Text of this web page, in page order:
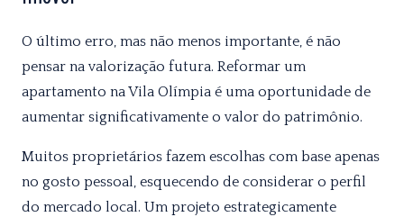
O último erro, mas não menos importante, é não
pensar na valorização futura. Reformar um
apartamento na Vila Olímpia é uma oportunidade de
aumentar significativamente o valor do patrimônio.
Muitos proprietários fazem escolhas com base apenas
no gosto pessoal, esquecendo de considerar o perfil
do mercado local. Um projeto estrategicamente